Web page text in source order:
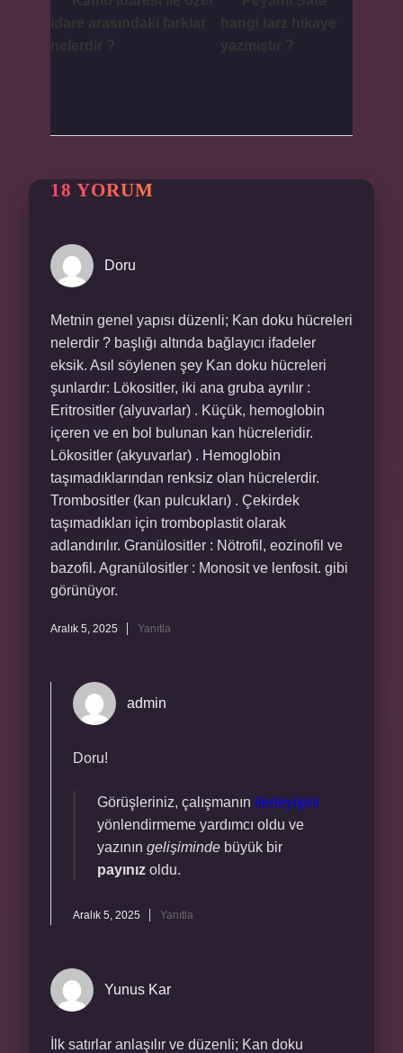
18 YORUM
Doru
Metnin genel yapısı düzenli; Kan doku hücreleri
nelerdir ? başlığı altında bağlayıcı ifadeler
eksik. Asıl söylenen şey Kan doku hücreleri
şunlardır: Lökositler, iki ana gruba ayrılır :
Eritrositler (alyuvarlar) . Küçük, hemoglobin
içeren ve en bol bulunan kan hücreleridir.
Lökositler (akyuvarlar) . Hemoglobin
taşımadıklarından renksiz olan hücrelerdir.
Trombositler (kan pulcukları) . Çekirdek
taşımadıkları için tromboplastit olarak
adlandırılır. Granülositler : Nötrofil, eozinofil ve
bazofil. Agranülositler : Monosit ve lenfosit. gibi
görünüyor.
Aralık 5, 2025 Yanıtla
admin
Doru!
Görüşleriniz, çalışmanın ilerleyişini
yönlendirmeme yardımcı oldu ve
yazının gelişiminde büyük bir
payınız oldu.
Aralık 5, 2025 Yanıtla
Yunus Kar
İlk satırlar anlaşılır ve düzenli; Kan doku